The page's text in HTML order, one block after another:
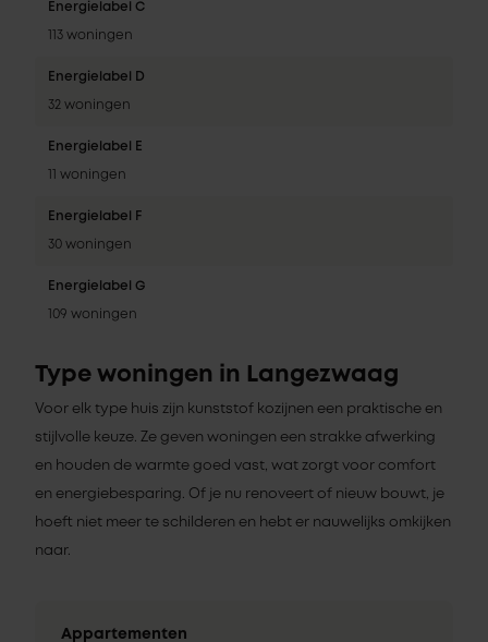
Energielabel C
113 woningen
Energielabel D
32 woningen
Energielabel E
11 woningen
Energielabel F
30 woningen
Energielabel G
109 woningen
Type woningen in Langezwaag
Voor elk type huis zijn kunststof kozijnen een praktische en
stijlvolle keuze. Ze geven woningen een strakke afwerking
en houden de warmte goed vast, wat zorgt voor comfort
en energiebesparing. Of je nu renoveert of nieuw bouwt, je
hoeft niet meer te schilderen en hebt er nauwelijks omkijken
naar.
Appartementen